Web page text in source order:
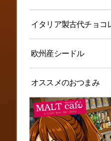
イタリア製古代チョコ
欧州産シードル
オススメのおつまみ